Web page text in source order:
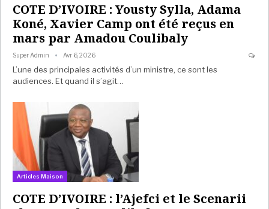
COTE D’IVOIRE : Yousty Sylla, Adama
Koné, Xavier Camp ont été reçus en
mars par Amadou Coulibaly
Super Admin Avr 6, 2026
L’une des principales activités d’un ministre, ce sont les
audiences. Et quand il s’agit…
Articles Maison
COTE D’IVOIRE : l’Ajefci et le Scenarii